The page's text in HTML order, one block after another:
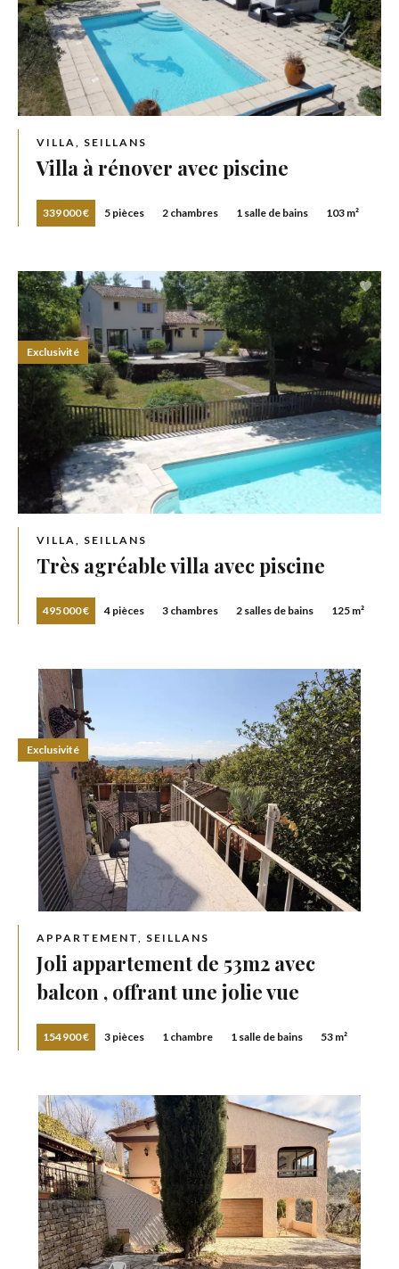
VILLA, SEILLANS
Villa à rénover avec piscine
339 000 € 5 pièces 2 chambres 1 salle de bains 103 m²
VILLA, SEILLANS
Très agréable villa avec piscine
495 000 € 4 pièces 3 chambres 2 salles de bains 125 m²
Exclusivité
APPARTEMENT, SEILLANS
Joli appartement de 53m2 avec
balcon , offrant une jolie vue
154 900 € 3 pièces 1 chambre 1 salle de bains 53 m²
Exclusivité